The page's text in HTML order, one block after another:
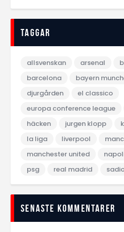
Taggar
allsvenskan arsenal
barcelona
bayern
djurgården
el classico
europa conference league
häcken
jurgen klopp
la liga
liverpool
manchester united
psg
real madrid
Senaste kommentarer